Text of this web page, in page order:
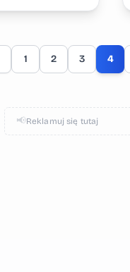
1 2 3 4
📢Reklamuj się tutaj